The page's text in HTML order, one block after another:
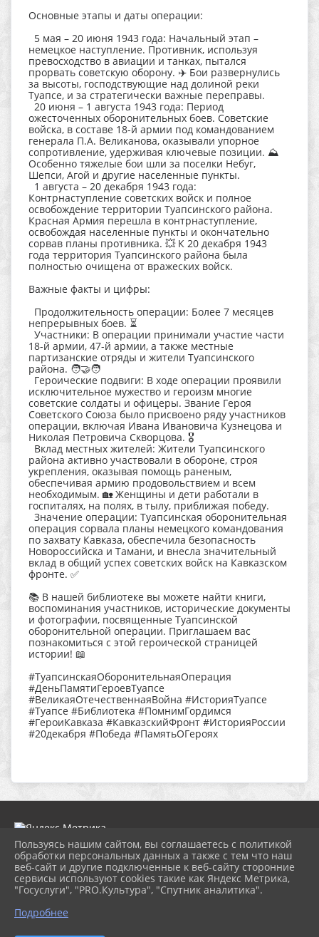
Основные этапы и даты операции:
5 мая – 20 июня 1943 года: Начальный этап –
немецкое наступление. Противник, используя
превосходство в авиации и танках, пытался
прорвать советскую оборону. ✈️ Бои развернулись
за высоты, господствующие над долиной реки
Туапсе, и за стратегически важные переправы.
20 июня – 1 августа 1943 года: Период
ожесточенных оборонительных боев. Советские
войска, в составе 18-й армии под командованием
генерала П.А. Великанова, оказывали упорное
сопротивление, удерживая ключевые позиции. ⛰️
Особенно тяжелые бои шли за поселки Небуг,
Шепси, Агой и другие населенные пункты.
1 августа – 20 декабря 1943 года:
Контрнаступление советских войск и полное
освобождение территории Туапсинского района.
Красная Армия перешла в контрнаступление,
освобождая населенные пункты и окончательно
сорвав планы противника. 💥 К 20 декабря 1943
года территория Туапсинского района была
полностью очищена от вражеских войск.
Важные факты и цифры:
Продолжительность операции: Более 7 месяцев
непрерывных боев. ⏳
Участники: В операции принимали участие части
18-й армии, 47-й армии, а также местные
партизанские отряды и жители Туапсинского
района. 🧑‍🤝‍🧑
Героические подвиги: В ходе операции проявили
исключительное мужество и героизм многие
советские солдаты и офицеры. Звание Героя
Советского Союза было присвоено ряду участников
операции, включая Ивана Ивановича Кузнецова и
Николая Петровича Скворцова. 🎖️
Вклад местных жителей: Жители Туапсинского
района активно участвовали в обороне, строя
укрепления, оказывая помощь раненым,
обеспечивая армию продовольствием и всем
необходимым. 🏡 Женщины и дети работали в
госпиталях, на полях, в тылу, приближая победу.
Значение операции: Туапсинская оборонительная
операция сорвала планы немецкого командования
по захвату Кавказа, обеспечила безопасность
Новороссийска и Тамани, и внесла значительный
вклад в общий успех советских войск на Кавказском
фронте. ✅
📚 В нашей библиотеке вы можете найти книги,
воспоминания участников, исторические документы
и фотографии, посвященные Туапсинской
оборонительной операции. Приглашаем вас
познакомиться с этой героической страницей
истории! 📖
#ТуапсинскаяОборонительнаяОперация
#ДеньПамятиГероевТуапсе
#ВеликаяОтечественнаяВойна #ИсторияТуапсе
#Туапсе #Библиотека #ПомнимГордимся
#ГероиКавказа #КавказскийФронт #ИсторияРоссии
#20декабря #Победа #ПамятьОГероях
2026 г. ngbs.kulturatuapse.ru
Вход
Карта сайта
Политика обработки персональных данных
Пользуясь нашим сайтом, вы соглашаетесь с политикой
обработки персональных данных а также с тем что наш
веб-сайт и другие подключенные к веб-сайту сторонние
сервисы используют cookies такие как Яндекс Метрика,
"Госуслуги", "PRO.Культура", "Спутник аналитика".
Подробнее